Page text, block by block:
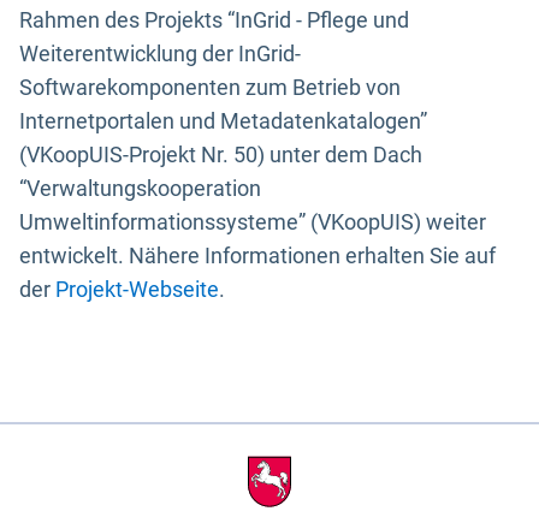
Rahmen des Projekts “InGrid - Pflege und
Weiterentwicklung der InGrid-
Softwarekomponenten zum Betrieb von
Internetportalen und Metadatenkatalogen”
(VKoopUIS-Projekt Nr. 50) unter dem Dach
“Verwaltungskooperation
Umweltinformationssysteme” (VKoopUIS) weiter
entwickelt. Nähere Informationen erhalten Sie auf
der Projekt-Webseite.